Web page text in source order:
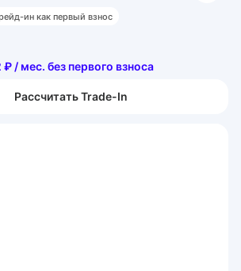
ин как первый взнос
/ мес. без первого взноса
Рассчитать Trade-In